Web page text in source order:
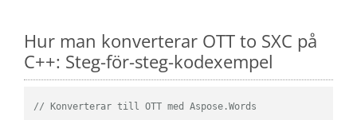
Hur man konverterar OTT to SXC på
C++: Steg-för-steg-kodexempel
// Konverterar till OTT med Aspose.Words